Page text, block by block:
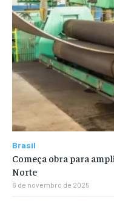
Brasil
Começa obra para
Norte
6 de novembro de 2025